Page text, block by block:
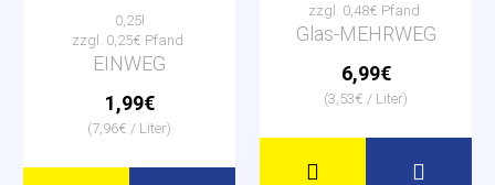
0,25l
zzgl. 0,25€ Pfand
EINWEG
1,99€
(7,96€ / Liter)
zzgl. 0,48€ Pfand
Glas-MEHRWEG
6,99€
(3,53€ / Liter)